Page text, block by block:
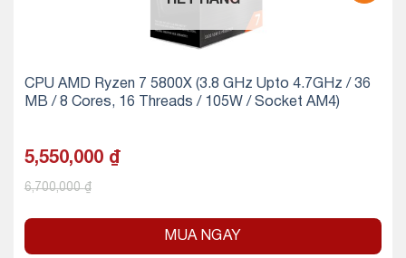
CPU AMD Ryzen 7 5800X (3.8 GHz Upto 4.7GHz / 36
MB / 8 Cores, 16 Threads / 105W / Socket AM4)
5,550,000 ₫
6,700,000₫
MUA NGAY